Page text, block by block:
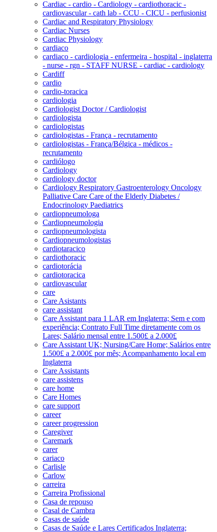
Cardiac - cardio - Cardiology - cardiothoracic -
cardiovascular - cath lab - CCU - CICU - perfusionist
Cardiac and Respiratory Physiology
Cardiac Nurses
Cardiac Physiology
cardiaco
cardiaco - cardiologia - enfermeira - hospital - inglaterra
- nurse - rgn - STAFF NURSE - cardiac - cardiology
Cardiff
cardio
cardio-toracica
cardiologia
Cardiologist Doctor / Cardiologist
cardiologista
cardiologistas
cardiologistas - França - recrutamento
cardiologistas - França/Bélgica - médicos -
recrutamento
cardiólogo
Cardiology
cardiology doctor
Cardiology Respiratory Gastroenterology Oncology
Palliative Care Care of the Elderly Diabetes /
Endocrinology Paediatrics
cardiopneumologa
Cardiopneumologia
cardiopneumologista
Cardiopneumologistas
cardiotaracico
cardiothoracic
cardiotorácia
cardiotoracica
cardiovascular
care
Care Asistants
care assistant
Care Assistant para 1 LAR em Inglaterra; Sem e com
experiência; Contrato Full Time diretamente com os
Lares; Salário mensal entre 1.500£ a 2.000£
Care Assistant UK; Nursing/Care Home; Salários entre
1.500£ a 2.000£ por mês; Acompanhamento local em
Inglaterra
Care Assistants
care assistens
care home
Care Homes
care support
career
career progression
Caregiver
Caremark
carer
cariaco
Carlisle
Carlow
carreira
Carreira Profissional
Casa de repouso
Casal de Cambra
Casas de saúde
Casas de Saúde e Lares Certificados Inglaterra;